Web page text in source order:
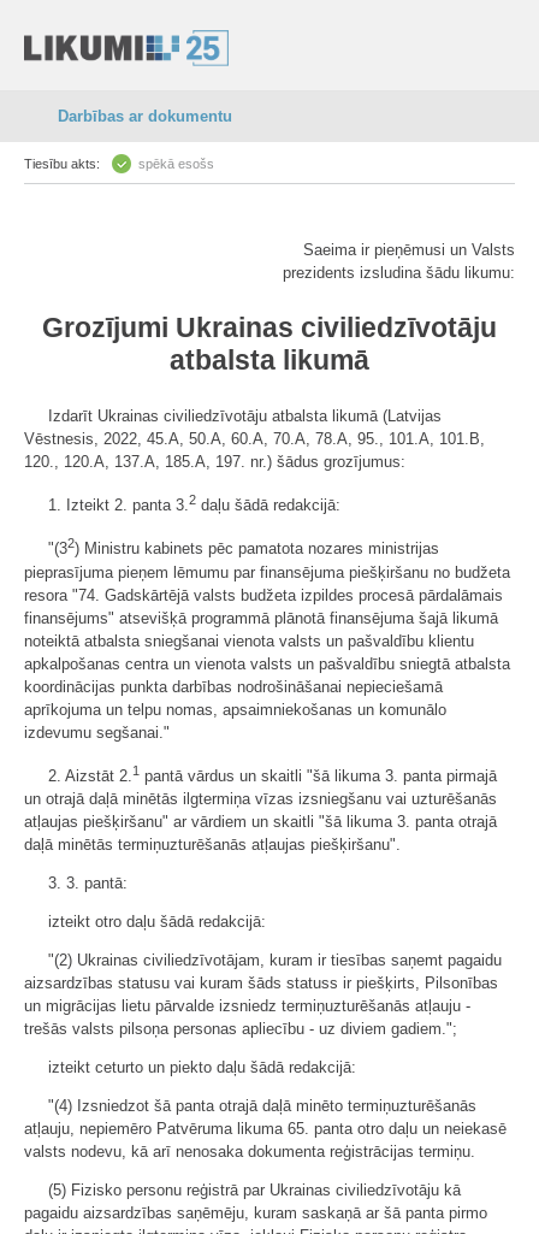
Darbības ar dokumentu
Tiesību akts: spēkā esošs
Saeima ir pieņēmusi un Valsts
prezidents izsludina šādu likumu:
Grozījumi Ukrainas civiliedzīvotāju
atbalsta likumā
Izdarīt Ukrainas civiliedzīvotāju atbalsta likumā (Latvijas
Vēstnesis, 2022, 45.A, 50.A, 60.A, 70.A, 78.A, 95., 101.A, 101.B,
120., 120.A, 137.A, 185.A, 197. nr.) šādus grozījumus:
1. Izteikt 2. panta 3.2 daļu šādā redakcijā:
"(32) Ministru kabinets pēc pamatota nozares ministrijas
pieprasījuma pieņem lēmumu par finansējuma piešķiršanu no budžeta
resora "74. Gadskārtējā valsts budžeta izpildes procesā pārdalāmais
finansējums" atsevišķā programmā plānotā finansējuma šajā likumā
noteiktā atbalsta sniegšanai vienota valsts un pašvaldību klientu
apkalpošanas centra un vienota valsts un pašvaldību sniegtā atbalsta
koordinācijas punkta darbības nodrošināšanai nepieciešamā
aprīkojuma un telpu nomas, apsaimniekošanas un komunālo
izdevumu segšanai."
2. Aizstāt 2. 1 pantā vārdus un skaitli "šā likuma 3. panta pirmajā
un otrajā daļā minētās ilgtermiņa vīzas izsniegšanu vai uzturēšanās
atļaujas piešķiršanu" ar vārdiem un skaitli "šā likuma 3. panta otrajā
daļā minētās termiņuzturēšanās atļaujas piešķiršanu".
3. 3. pantā:
izteikt otro daļu šādā redakcijā:
"(2) Ukrainas civiliedzīvotājam, kuram ir tiesības saņemt pagaidu
aizsardzības statusu vai kuram šāds statuss ir piešķirts, Pilsonības
un migrācijas lietu pārvalde izsniedz termiņuzturēšanās atļauju -
trešās valsts pilsoņa personas apliecību - uz diviem gadiem.";
izteikt ceturto un piekto daļu šādā redakcijā:
"(4) Izsniedzot šā panta otrajā daļā minēto termiņuzturēšanās
atļauju, nepiemēro Patvēruma likuma 65. panta otro daļu un neiekasē
valsts nodevu, kā arī nenosaka dokumenta reģistrācijas termiņu.
(5) Fizisko personu reģistrā par Ukrainas civiliedzīvotāju kā
pagaidu aizsardzības saņēmēju, kuram saskaņā ar šā panta pirmo